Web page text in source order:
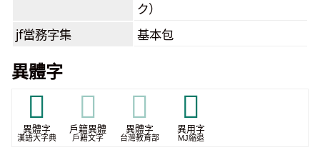
ク）
jf當務字集 基本包
異體字
𤶣
異體字
漢語大字典
𤶣
戶籍異體
戶籍文字
𤶣
異體字
台灣教育部
𭙔
異用字
MJ縮退